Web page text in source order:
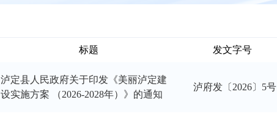
标题 发文字号
泸定县人民政府关于印发《美丽泸定建
设实施方案 （2026-2028年）》的通知
泸府发〔2026〕5号